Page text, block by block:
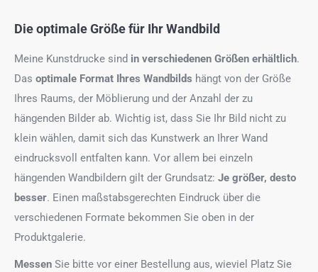
Die optimale Größe für Ihr Wandbild
Meine Kunstdrucke sind in verschiedenen Größen erhältlich.
Das optimale Format Ihres Wandbilds hängt von der Größe
Ihres Raums, der Möblierung und der Anzahl der zu
hängenden Bilder ab. Wichtig ist, dass Sie Ihr Bild nicht zu
klein wählen, damit sich das Kunstwerk an Ihrer Wand
eindrucksvoll entfalten kann. Vor allem bei einzeln
hängenden Wandbildern gilt der Grundsatz: Je größer, desto
besser. Einen maßstabsgerechten Eindruck über die
verschiedenen Formate bekommen Sie oben in der
Produktgalerie.
Messen Sie bitte vor einer Bestellung aus, wieviel Platz Sie